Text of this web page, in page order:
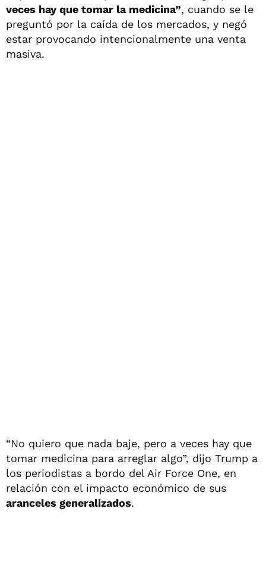
veces hay que tomar la medicina”, cuando se le
preguntó por la caída de los mercados, y negó
estar provocando intencionalmente una venta
masiva.
“No quiero que nada baje, pero a veces hay que
tomar medicina para arreglar algo”, dijo Trump a
los periodistas a bordo del Air Force One, en
relación con el impacto económico de sus
aranceles generalizados.